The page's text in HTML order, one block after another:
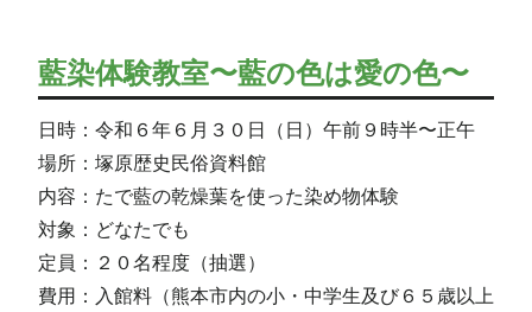
藍染体験教室〜藍の色は愛の色〜
日時：令和６年６月３０日（日）午前９時半〜正午
場所：塚原歴史民俗資料館
内容：たで藍の乾燥葉を使った染め物体験
対象：どなたでも
定員：２０名程度（抽選）
費用：入館料（熊本市内の小・中学生及び６５歳以上